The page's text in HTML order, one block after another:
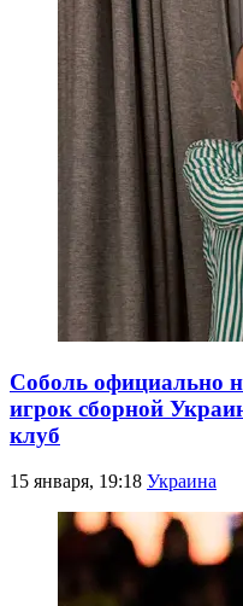
Соболь официально
игрок сборной
клуб
15 января, 19:18 Украина